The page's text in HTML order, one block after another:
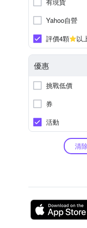
Yahoo自營
評價4顆
以
優惠
挑戰低價
券
活動
清